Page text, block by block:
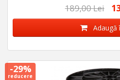
189,00 Lei
Adaugă
-29%
reducere